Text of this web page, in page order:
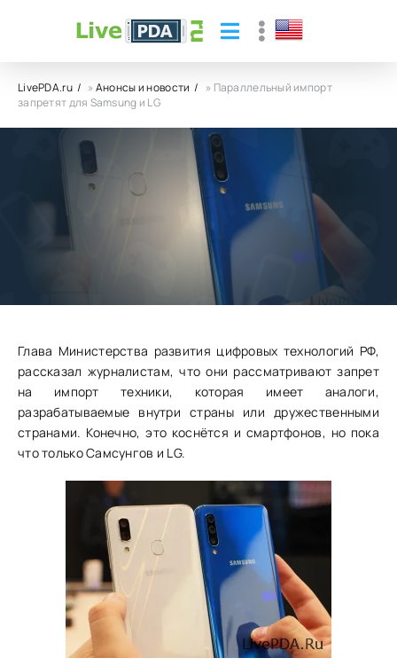
LivePDA.ru »Анонсы и новости
» Параллельный импорт
запретят для Samsung и LG
Параллельный импорт запретят для
Samsung и LG
23.06.23
Глава Министерства развития цифровых технологий РФ,
рассказал журналистам, что они рассматривают запрет
на импорт техники, которая имеет аналоги,
разрабатываемые внутри страны или дружественными
странами. Конечно, это коснётся и смартфонов, но пока
что только Самсунгов и LG.